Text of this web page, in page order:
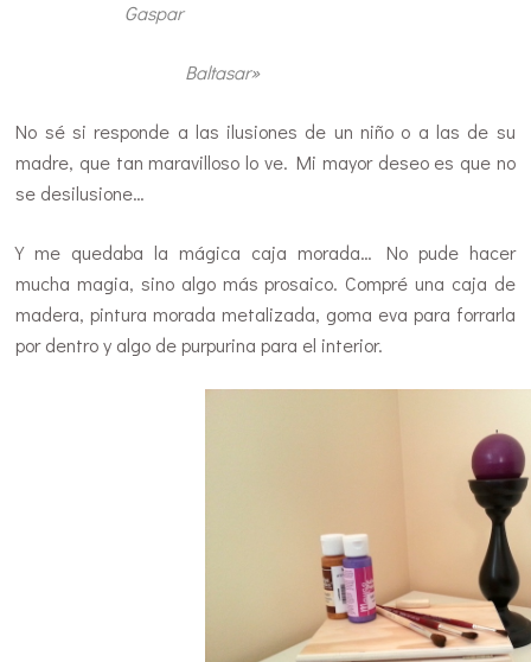
Gaspar
Baltasar»
No sé si responde a las ilusiones de un niño o a las de su
madre, que tan maravilloso lo ve. Mi mayor deseo es que no
se desilusione…
Y me quedaba la mágica caja morada… No pude hacer
mucha magia, sino algo más prosaico. Compré una caja de
madera, pintura morada metalizada, goma eva para forrarla
por dentro y algo de purpurina para el interior.